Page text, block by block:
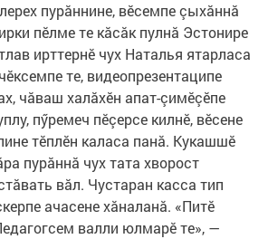
пурăннине, вӗсемпе çыхăннă
пӗлме те кăсăк пулнă Эстонире
ирттернӗ чух Наталья ятарласа
те, видеопрезентаципе
чăваш халăхӗн апат-çимӗçӗпе
пӳремеч пӗçерсе килнӗ, вӗсене
тӗплӗн каласа панă. Кукашшӗ
пурăннă чух тата хворост
вăл. Чустаран касса тип
ачасене хăналанă. «Питӗ
валли юлмарӗ те», —